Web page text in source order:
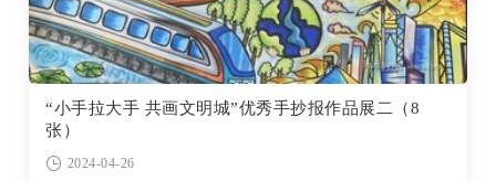
“小手拉大手 共画文明城”优秀手抄报作品展二（8
张）
2024-04-26